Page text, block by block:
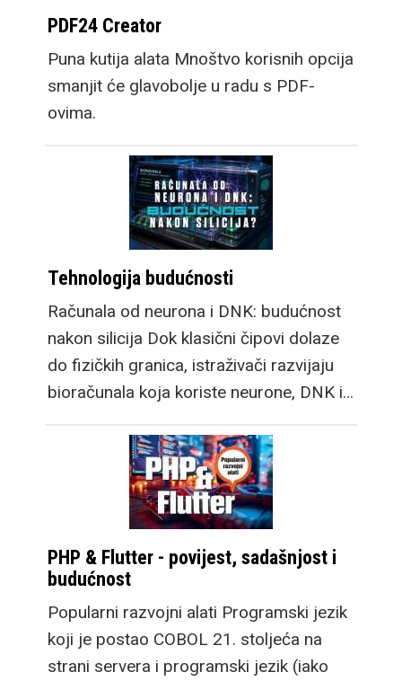
PDF24 Creator
Puna kutija alata Mnoštvo korisnih opcija
smanjit će glavobolje u radu s PDF-
ovima.
Tehnologija budućnosti
Računala od neurona i DNK: budućnost
nakon silicija Dok klasični čipovi dolaze
do fizičkih granica, istraživači razvijaju
bioračunala koja koriste neurone, DNK i…
PHP & Flutter - povijest, sadašnjost i
budućnost
Popularni razvojni alati Programski jezik
koji je postao COBOL 21. stoljeća na
strani servera i programski jezik (iako